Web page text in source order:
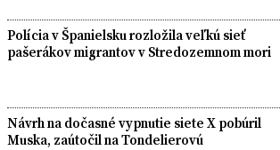
Polícia v Španielsku rozložila veľkú sieť
pašerákov migrantov v Stredozemnom mori
Návrh na dočasné vypnutie siete X pobúril
Muska, zaútočil na Tondelierovú